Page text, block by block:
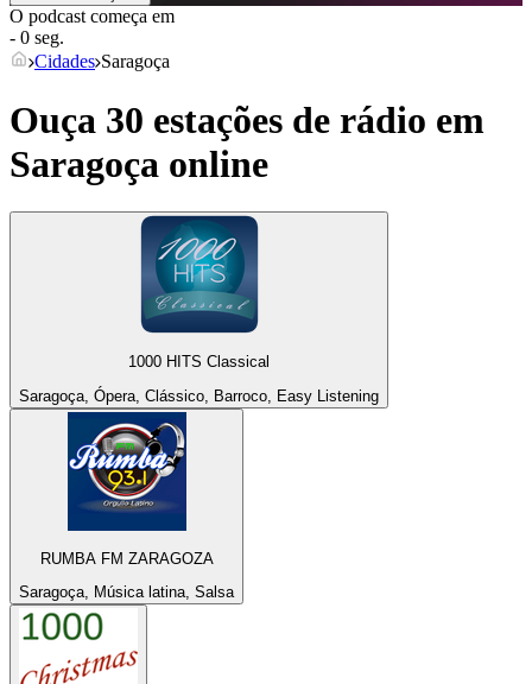
O podcast começa em
- 0 seg.
Cidades Saragoça
Ouça 30 estações de rádio em
Saragoça online
1000 HITS Classical
Saragoça, Ópera, Clássico, Barroco, Easy Listening
RUMBA FM ZARAGOZA
Saragoça, Música latina, Salsa